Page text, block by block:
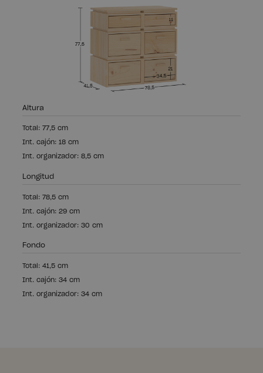
Altura
Total: 77,5 cm
Int. cajón: 18 cm
Int. organizador: 8,5 cm
Longitud
Total: 78,5 cm
Int. cajón: 29 cm
Int. organizador: 30 cm
Fondo
Total: 41,5 cm
Int. cajón: 34 cm
Int. organizador: 34 cm